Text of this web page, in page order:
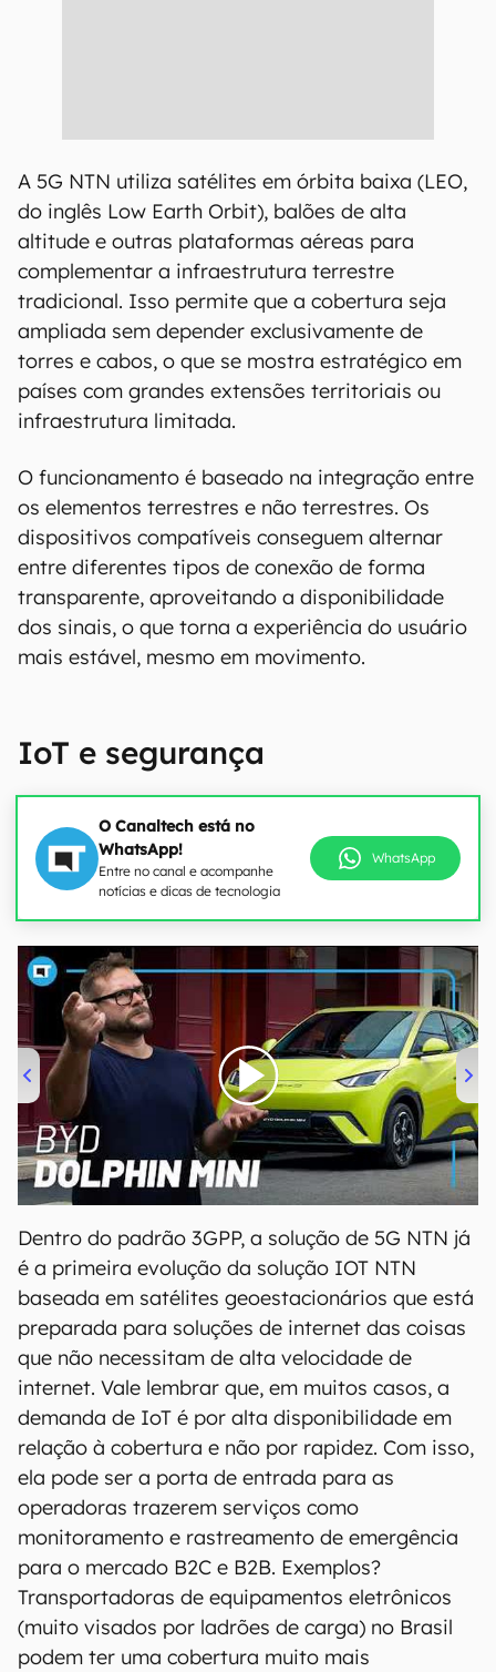
A 5G NTN utiliza satélites em órbita baixa (LEO,
do inglês Low Earth Orbit), balões de alta
altitude e outras plataformas aéreas para
complementar a infraestrutura terrestre
tradicional. Isso permite que a cobertura seja
ampliada sem depender exclusivamente de
torres e cabos, o que se mostra estratégico em
países com grandes extensões territoriais ou
infraestrutura limitada.
O funcionamento é baseado na integração entre
os elementos terrestres e não terrestres. Os
dispositivos compatíveis conseguem alternar
entre diferentes tipos de conexão de forma
transparente, aproveitando a disponibilidade
dos sinais, o que torna a experiência do usuário
mais estável, mesmo em movimento.
IoT e segurança
O Canaltech está no
WhatsApp!
Entre no canal e acompanhe
notícias e dicas de tecnologia
WhatsApp
00:00/04:07
Dentro do padrão 3GPP, a solução de 5G NTN já
é a primeira evolução da solução IOT NTN
baseada em satélites geoestacionários que está
preparada para soluções de internet das coisas
que não necessitam de alta velocidade de
internet. Vale lembrar que, em muitos casos, a
demanda de IoT é por alta disponibilidade em
relação à cobertura e não por rapidez. Com isso,
ela pode ser a porta de entrada para as
operadoras trazerem serviços como
monitoramento e rastreamento de emergência
para o mercado B2C e B2B. Exemplos?
Transportadoras de equipamentos eletrônicos
(muito visados por ladrões de carga) no Brasil
podem ter uma cobertura muito mais